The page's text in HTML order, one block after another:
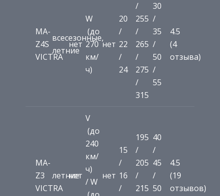
MA-
Z4S
VICTRA
всесезонные,
летние
нет
W
(до
270
км/
ч)
нет
20
/
22
/
24
/
255
/
265
/
275
/
315
30
/
35
/
50
/
55
4.5
(4
отзыва)
MA-
Z3
VICTRA
летние
нет
V
(до
240
км/
ч)
/ W
нет
15
/
16
/
195
/
205
/
215
40
/
45
/
50
4.5
(19
отзывов)